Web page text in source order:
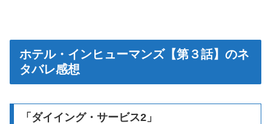
ホテル・インヒューマンズ【第３話】のネ
タバレ感想
「ダイイング・サービス2」